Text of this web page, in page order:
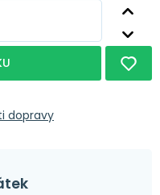
dopravy